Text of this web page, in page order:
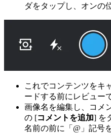
ダをタップし、オンの
これでコンテンツをキ
ードする前にレビュー
画像名を編集し、コメ
の [コメントを追加] を
名前の前に「@」記号